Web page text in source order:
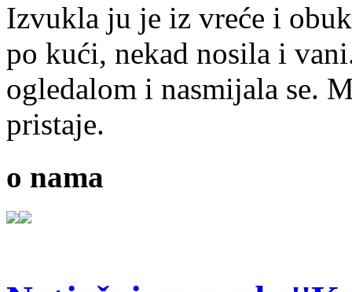
Izvukla ju je iz vreće i
po kući, nekad nosila i
ogledalom i nasmijala se.
pristaje.
o nama